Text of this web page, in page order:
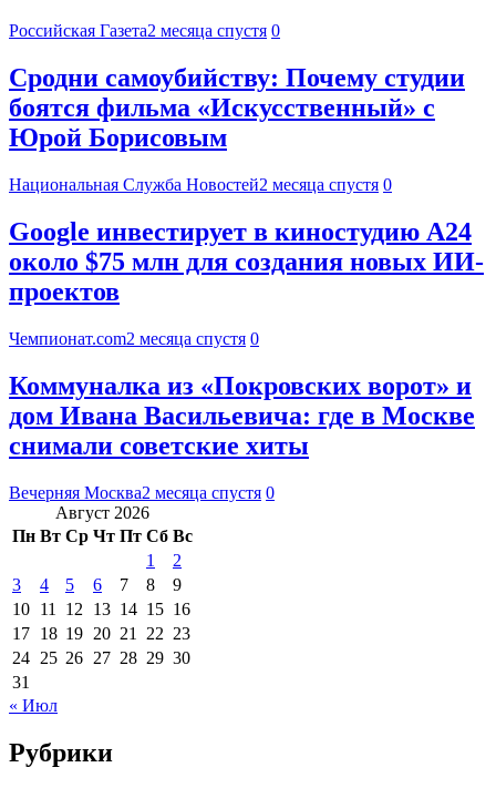
Российская Газета2 месяца спустя 0
Сродни самоубийству: Почему студии
боятся фильма «Искусственный» с
Юрой Борисовым
Национальная Служба Новостей2 месяца спустя 0
Google инвестирует в киностудию A24
около $75 млн для создания новых ИИ-
проектов
Чемпионат.com2 месяца спустя 0
Коммуналка из «Покровских ворот» и
дом Ивана Васильевича: где в Москве
снимали советские хиты
Вечерняя Москва2 месяца спустя 0
Август 2026
Пн Вт Ср Чт Пт Сб Вс
1
2
3
4 5 6 7 8
9
10 11 12 13 14 15 16
17 18 19 20 21 22 23
24 25 26 27 28 29 30
31
« Июл
Рубрики